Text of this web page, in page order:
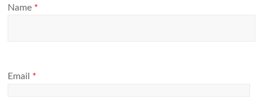
Name *
Email *